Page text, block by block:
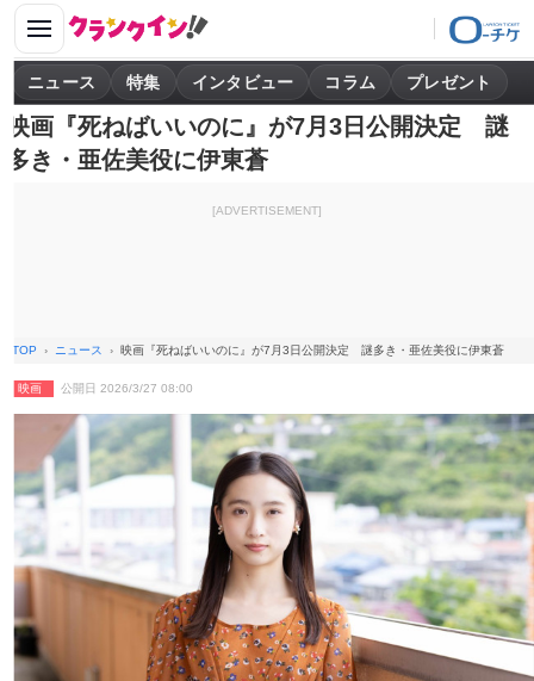
ニュース 特集 インタビュー コラム プレゼント
映画『死ねばいいのに』が7月3日公開決定 謎
多き・亜佐美役に伊東蒼
[ADVERTISEMENT]
TOP ニュース 映画『死ねばいいのに』が7月3日公開決定 謎多き・亜佐美役に伊東蒼
映画 公開日 2026/3/27 08:00